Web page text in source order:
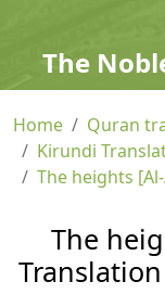
The
Home
Quran
Kirundi
The heights
The